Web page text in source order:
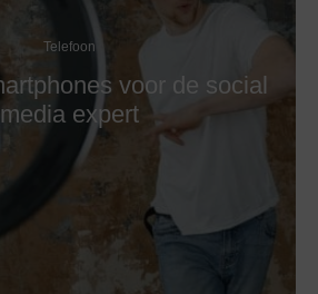
Telefoon
voor de social
media expert